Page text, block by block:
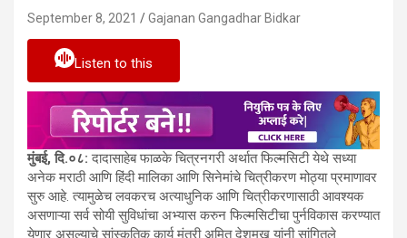
September 8, 2021 Gajanan Gangadhar Bidkar
Listen to this
मुंबई, दि.०८: दादासाहेब फाळके चित्रनगरी अर्थात फिल्मसिटी येथे सध्या
अनेक मराठी आणि हिंदी मालिका आणि सिनेमांचे चित्रीकरण मोठ्या प्रमाणावर
सुरु आहे. त्यामुळेच लवकरच अत्याधुनिक आणि चित्रीकरणासाठी आवश्यक
असणाऱ्या सर्व सोयी सुविधांचा अभ्यास करुन फिल्मसिटीचा पुर्नविकास करण्यात
येणार असल्याचे सांस्कृतिक कार्य मंत्री अमित देशमुख यांनी सांगितले.